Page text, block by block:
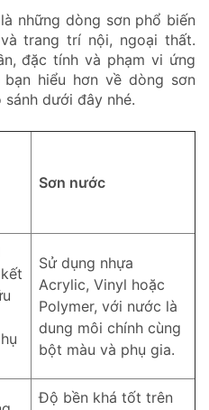
những dòng sơn phổ biến
trang trí nội, ngoại thất.
đặc tính và phạm vi ứng
hiểu hơn về dòng sơn
dưới đây nhé.
Sơn nước
Sử dụng nhựa
Acrylic, Vinyl hoặc
Polymer, với nước là
dung môi chính cùng
bột màu và phụ gia.
Độ bền khá tốt trên